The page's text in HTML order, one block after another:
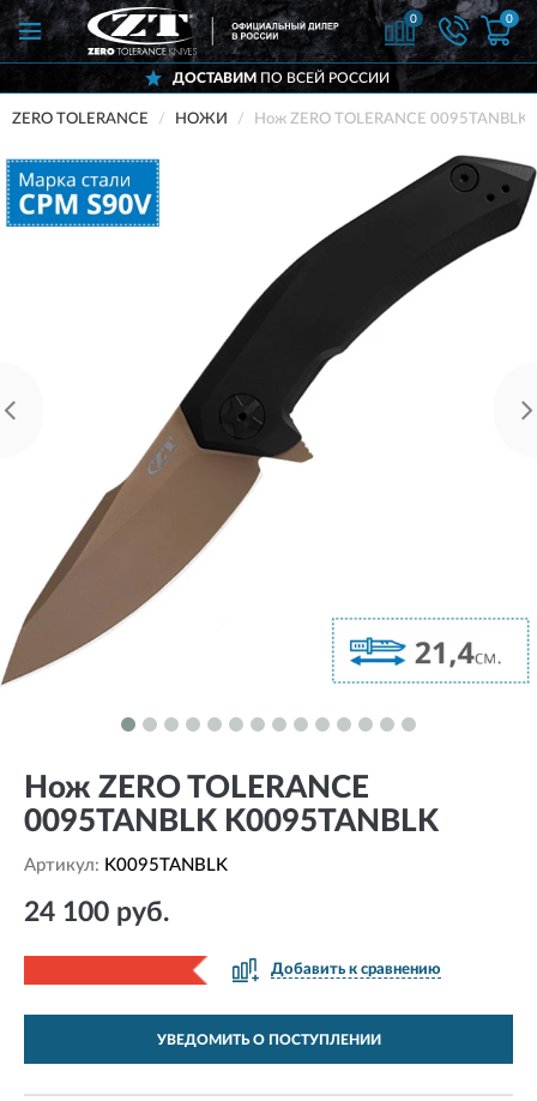
0 0
ДОСТАВИМ ПО ВСЕЙ РОССИИ
ZERO TOLERANCE НОЖИ Нож ZERO TOLERANCE 0095TANBLK
Нож ZERO TOLERANCE
0095TANBLK K0095TANBLK
Артикул: K0095TANBLK
24 100 руб.
Добавить к сравнению
УВЕДОМИТЬ О ПОСТУПЛЕНИИ